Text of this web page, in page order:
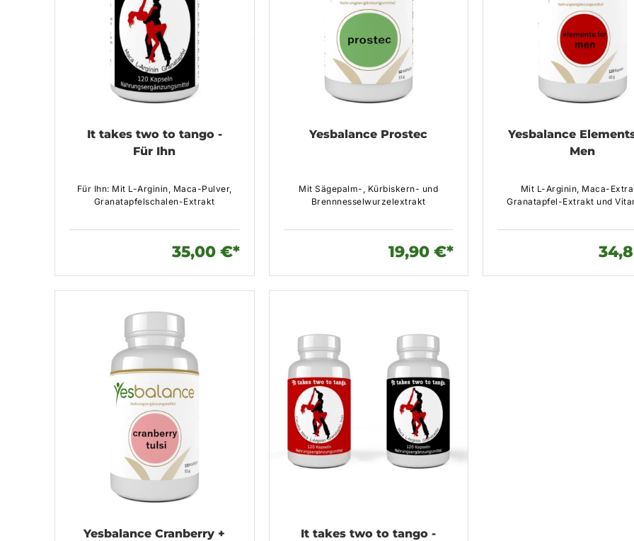
It takes two to tango -
Für Ihn
Für Ihn: Mit L-Arginin, Maca-Pulver,
Granatapfelschalen-Extrakt
35,00 €*
Yesbalance Prostec
Mit Sägepalm-, Kürbiskern- und
Brennnesselwurzelextrakt
19,90 €*
Yesbalance
Men
Mit L-Arginin, Maca-
Granatapfel-Extrakt und
Yesbalance Cranberry +
It takes two to tango -